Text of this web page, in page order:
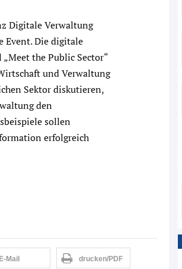
Digitale Verwaltung
Event. Die digitale
the Public Sector“
und Verwaltung
Sektor diskutieren,
den
sollen
erfolgreich
E-Mail drucken/PDF